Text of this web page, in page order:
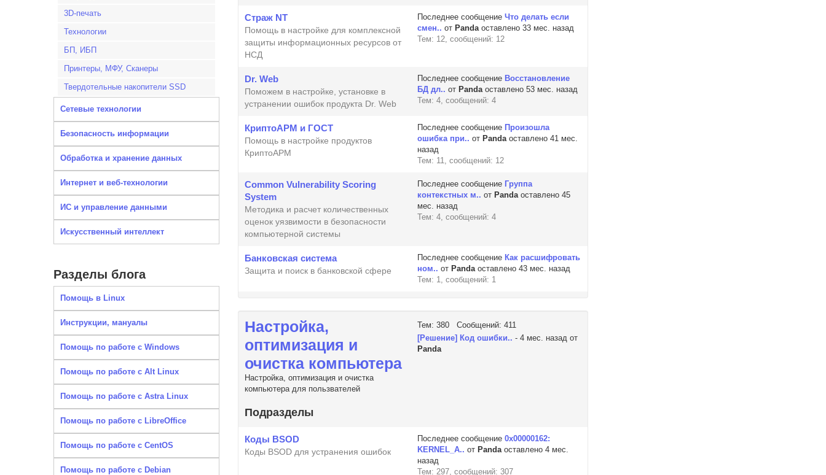
3D-печать
Технологии
БП, ИБП
Принтеры, МФУ, Сканеры
Твердотельные накопители SSD
Сетевые технологии
Безопасность информации
Обработка и хранение данных
Интернет и веб-технологии
ИС и управление данными
Искусственный интеллект
Разделы блога
Помощь в Linux
Инструкции, мануалы
Помощь по работе с Windows
Помощь по работе с Alt Linux
Помощь по работе с Astra Linux
Помощь по работе с LibreOffice
Помощь по работе с CentOS
Помощь по работе с Debian
Страж NT
Помощь в настройке для комплексной
защиты информационных ресурсов от
НСД
Последнее сообщениеЧто делать если
смен.. от Pandaоставлено 33 мес. назад
Тем: 12, сообщений: 12
Dr. Web
Поможем в настройке, установке в
устранении ошибок продукта Dr. Web
Последнее сообщение Восстановление
БД дл.. от Pandaоставлено 53 мес. назад
Тем: 4, сообщений: 4
КриптоАРМ и ГОСТ
Помощь в настройке продуктов
КриптоАРМ
Последнее сообщение Произошла
ошибка при.. от Pandaоставлено 41 мес.
назад
Тем: 11, сообщений: 12
Common Vulnerability Scoring
System
Методика и расчет количественных
оценок уязвимости в безопасности
компьютерной системы
Последнее сообщение Группа
контекстных м.. от Pandaоставлено 45
мес. назад
Тем: 4, сообщений: 4
Банковская система
Защита и поиск в банковской сфере
Последнее сообщение Как расшифровать
ном.. от Pandaоставлено 43 мес. назад
Тем: 1, сообщений: 1
Настройка,
оптимизация и
очистка компьютера
Настройка, оптимизация и очистка
компьютера для пользвателей
Тем: 380 Сообщений: 411
[Решение] Код ошибки.. - 4 мес. назад от
Panda
Подразделы
Коды BSOD
Коды BSOD для устранения ошибок
Последнее сообщение0x00000162:
KERNEL_A.. от Pandaоставлено 4 мес.
назад
Тем: 297, сообщений: 307